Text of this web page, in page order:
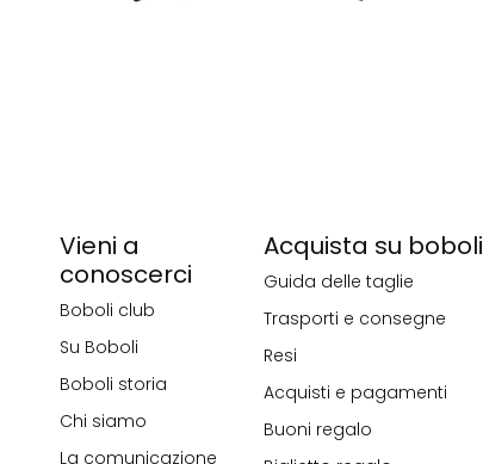
Vieni a
conoscerci
Boboli club
Su Boboli
Boboli storia
Chi siamo
La comunicazione
Acquista su boboli
Guida delle taglie
Trasporti e consegne
Resi
Acquisti e pagamenti
Buoni regalo